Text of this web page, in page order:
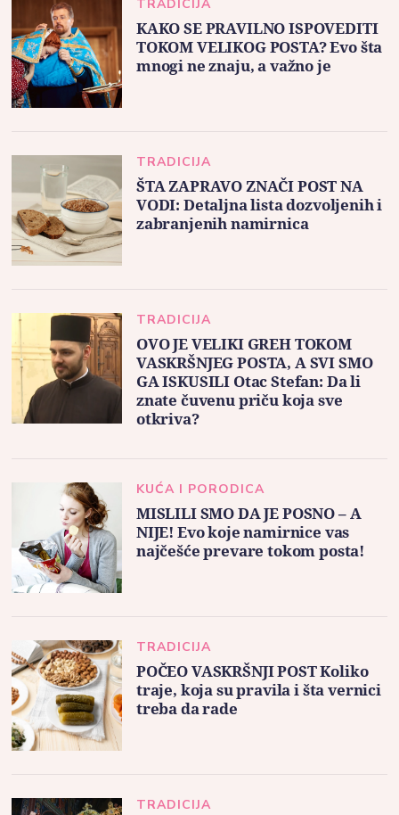
TRADICIJA
KAKO SE PRAVILNO ISPOVEDITI
TOKOM VELIKOG POSTA? Evo šta
mnogi ne znaju, a važno je
TRADICIJA
ŠTA ZAPRAVO ZNAČI POST NA
VODI: Detaljna lista dozvoljenih i
zabranjenih namirnica
TRADICIJA
OVO JE VELIKI GREH TOKOM
VASKRŠNJEG POSTA, A SVI SMO
GA ISKUSILI Otac Stefan: Da li
znate čuvenu priču koja sve
otkriva?
KUĆA I PORODICA
MISLILI SMO DA JE POSNO – A
NIJE! Evo koje namirnice vas
najčešće prevare tokom posta!
TRADICIJA
POČEO VASKRŠNJI POST Koliko
traje, koja su pravila i šta vernici
treba da rade
TRADICIJA